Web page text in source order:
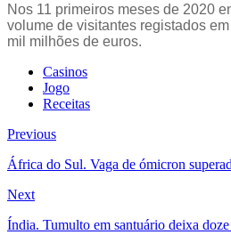
Nos 11 primeiros meses de 2020
volume de visitantes registados
mil milhões de euros.
Casinos
Jogo
Receitas
Previous
África do Sul. Vaga de ómicron
Next
Índia. Tumulto em santuário deixa